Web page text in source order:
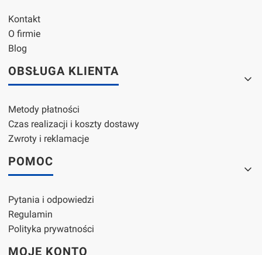
Kontakt
O firmie
Blog
OBSŁUGA KLIENTA
Metody płatności
Czas realizacji i koszty dostawy
Zwroty i reklamacje
POMOC
Pytania i odpowiedzi
Regulamin
Polityka prywatności
MOJE KONTO